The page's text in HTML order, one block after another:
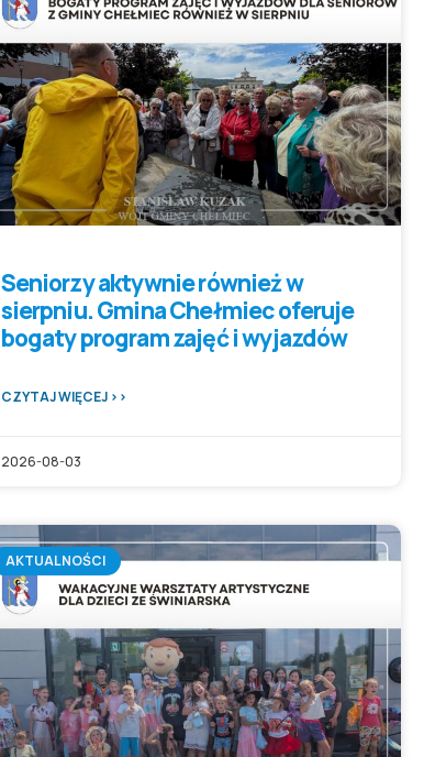
Seniorzy aktywnie również w
sierpniu. Gmina Chełmiec oferuje
bogaty program zajęć i wyjazdów
CZYTAJ WIĘCEJ >>
2026-08-03
AKTUALNOŚCI